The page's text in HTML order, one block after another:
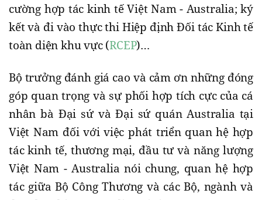
cường hợp tác kinh tế Việt Nam - Australia; ký
kết và đi vào thực thi Hiệp định Đối tác Kinh tế
toàn diện khu vực (RCEP)…
Bộ trưởng đánh giá cao và cảm ơn những đóng
góp quan trọng và sự phối hợp tích cực của cá
nhân bà Đại sứ và Đại sứ quán Australia tại
Việt Nam đối với việc phát triển quan hệ hợp
tác kinh tế, thương mại, đầu tư và năng lượng
Việt Nam - Australia nói chung, quan hệ hợp
tác giữa Bộ Công Thương và các Bộ, ngành và